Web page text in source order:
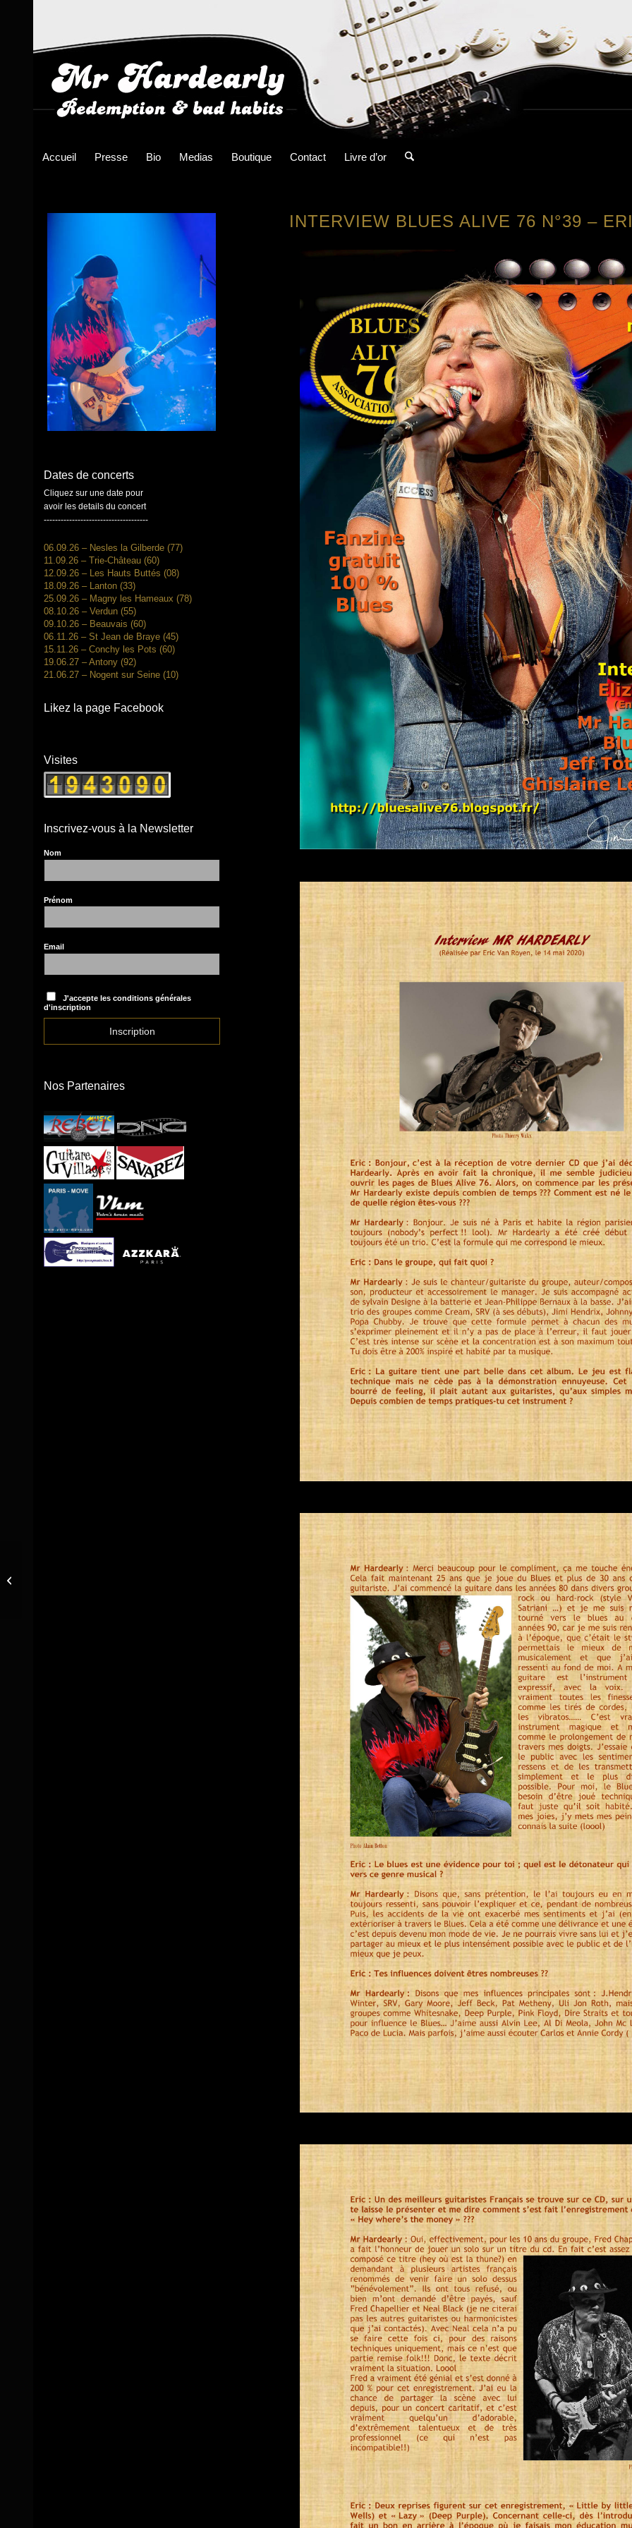
Accueil Presse Bio Medias Boutique Contact Livre d’or
INTERVIEW BLUES ALIVE 76 N°39 –
Dates de concerts
Cliquez sur une date pour
avoir les details du concert
-------------------------------------
06.09.26 – Nesles la Gilberde (77)
11.09.26 – Trie-Château (60)
12.09.26 – Les Hauts Buttés (08)
18.09.26 – Lanton (33)
25.09.26 – Magny les Hameaux (78)
08.10.26 – Verdun (55)
09.10.26 – Beauvais (60)
06.11.26 – St Jean de Braye (45)
15.11.26 – Conchy les Pots (60)
19.06.27 – Antony (92)
21.06.27 – Nogent sur Seine (10)
Likez la page Facebook
Visites
Inscrivez-vous à la Newsletter
Nom
Prénom
Email
J'accepte les conditions générales
d'inscription
Nos Partenaires